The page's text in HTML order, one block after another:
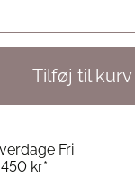
Tilføj til kurv
Fri
kr*